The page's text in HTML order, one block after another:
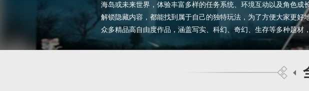
海岛或未来世界，体验丰富多样的任务系统、环境互动以及角色
解锁隐藏内容，都能找到属于自己的独特玩法，为了方便大家更
众多精品高自由度作品，涵盖写实、科幻、奇幻、生存等多种题材